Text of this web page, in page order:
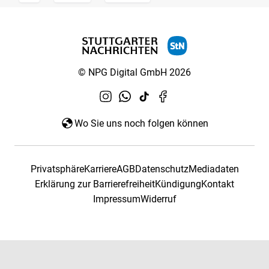
© NPG Digital GmbH 2026
Wo Sie uns noch folgen können
PrivatsphäreKarriereAGBDatenschutzMediadaten
Erklärung zur BarrierefreiheitKündigungKontakt
ImpressumWiderruf